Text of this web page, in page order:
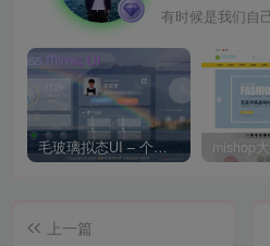
有时候是我们自
毛玻璃拟态UI – 个人主页（开源版）
上一篇